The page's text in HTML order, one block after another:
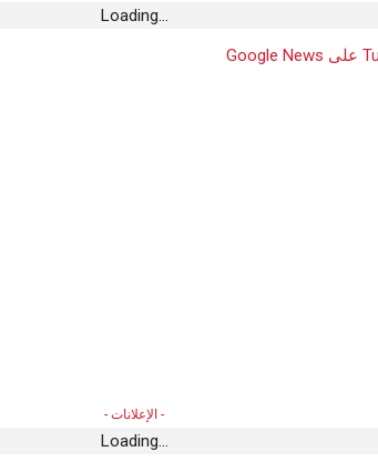
Loading...
- الإعلانات -
Loading...